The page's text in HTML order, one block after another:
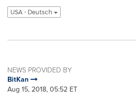
USA - Deutsch
NEWS PROVIDED BY
BitKan
Aug 15, 2018, 05:52 ET